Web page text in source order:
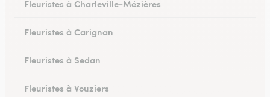
Fleuristes à Charleville-Mézières
Fleuristes à Carignan
Fleuristes à Sedan
Fleuristes à Vouziers